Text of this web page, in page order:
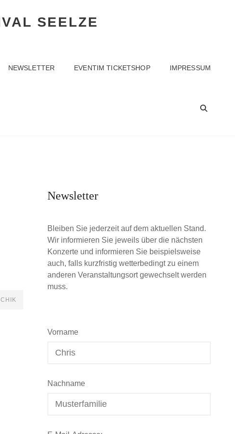
SEELZE
NEWSLETTER EVENTIM TICKETSHOP IMPRESSUM
Newsletter
Bleiben Sie jederzeit auf dem aktuellen Stand.
Wir informieren Sie jeweils über die nächsten
Konzerte und informieren Sie beispielsweise
auch, falls kurzfristig wetterbedingt zu einem
anderen Veranstaltungsort gewechselt werden
muss.
Vorname
Nachname